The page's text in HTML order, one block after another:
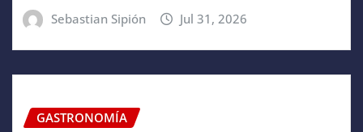
Sebastian Sipión Jul 31, 2026
GASTRONOMÍA